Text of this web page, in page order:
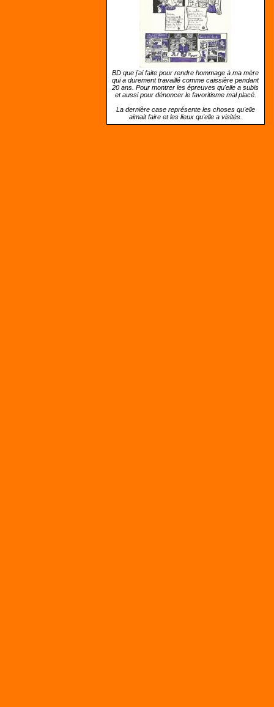
BD que j'ai faite pour rendre hommage à ma mère
qui a durement travaillé comme caissière pendant
20 ans. Pour montrer les épreuves qu'elle a subis
et aussi pour dénoncer le favoritisme mal placé.
La dernière case représente les choses qu'elle
aimait faire et les lieux qu'elle a visités.